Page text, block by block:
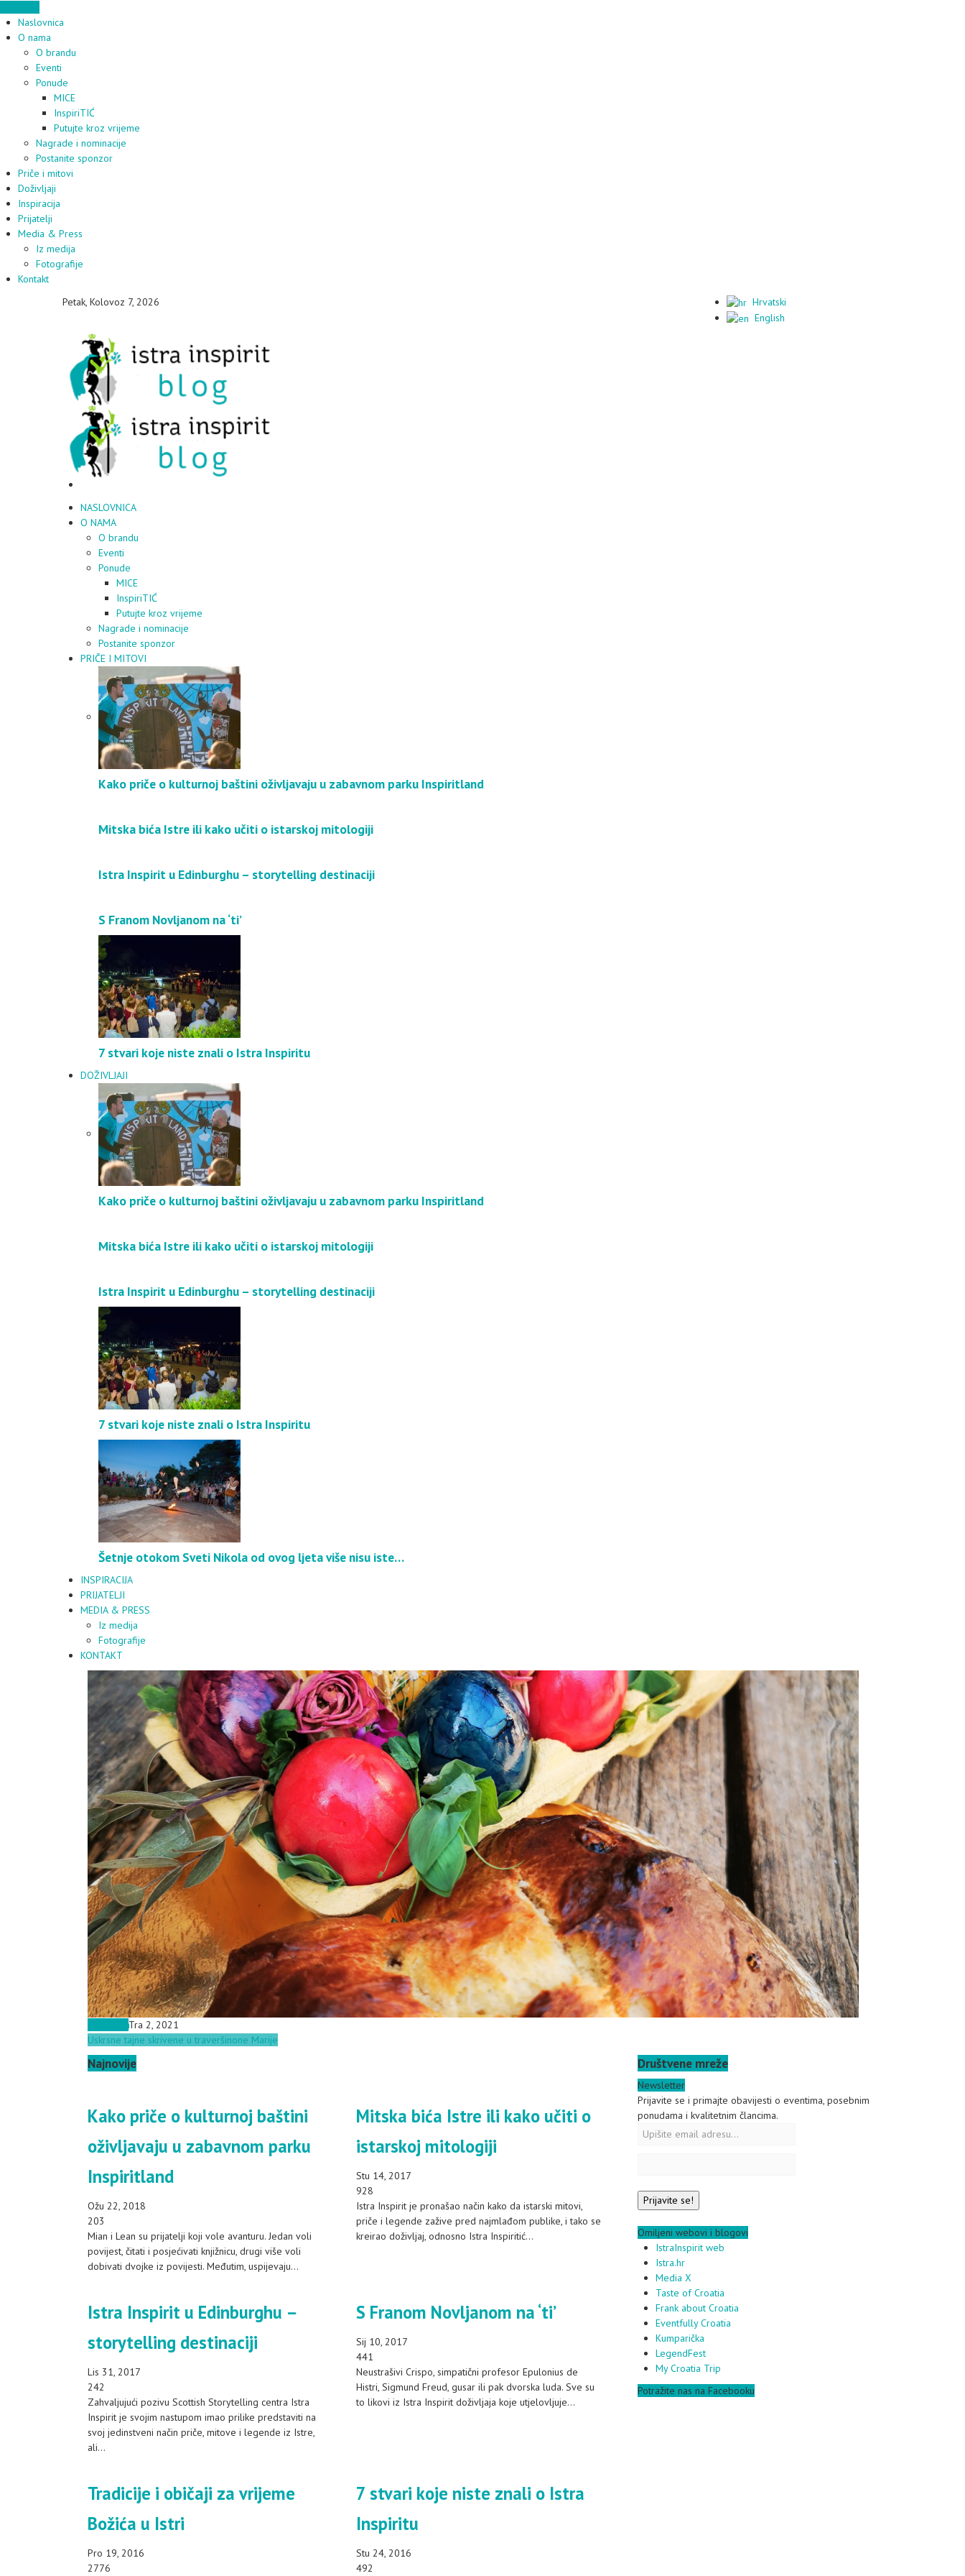
Naslovnica
O nama
O brandu
Eventi
Ponude
MICE
InspiriTIĆ
Putujte kroz vrijeme
Nagrade i nominacije
Postanite sponzor
Priče i mitovi
Doživljaji
Inspiracija
Prijatelji
Media & Press
Iz medija
Fotografije
Kontakt
Petak, Kolovoz 7, 2026
Hrvatski
English
NASLOVNICA
O NAMA
O brandu
Eventi
Ponude
MICE
InspiriTIĆ
Putujte kroz vrijeme
Nagrade i nominacije
Postanite sponzor
PRIČE I MITOVI
Kako priče o kulturnoj baštini oživljavaju u zabavnom parku Inspiritland
Mitska bića Istre ili kako učiti o istarskoj mitologiji
Istra Inspirit u Edinburghu – storytelling destinaciji
S Franom Novljanom na ‘ti’
7 stvari koje niste znali o Istra Inspiritu
DOŽIVLJAJI
Kako priče o kulturnoj baštini oživljavaju u zabavnom parku Inspiritland
Mitska bića Istre ili kako učiti o istarskoj mitologiji
Istra Inspirit u Edinburghu – storytelling destinaciji
7 stvari koje niste znali o Istra Inspiritu
Šetnje otokom Sveti Nikola od ovog ljeta više nisu iste…
INSPIRACIJA
PRIJATELJI
MEDIA & PRESS
Iz medija
Fotografije
KONTAKT
Tra 2, 2021
Uskrsne tajne skrivene u traveršinone Marije
Najnovije
Kako priče o kulturnoj baštini
oživljavaju u zabavnom parku
Inspiritland
Ožu 22, 2018
203
Mian i Lean su prijatelji koji vole avanturu. Jedan voli
povijest, čitati i posjećivati knjižnicu, drugi više voli
dobivati dvojke iz povijesti. Međutim, uspijevaju...
Mitska bića Istre ili kako učiti o
istarskoj mitologiji
Stu 14, 2017
928
Istra Inspirit je pronašao način kako da istarski mitovi,
priče i legende zažive pred najmlađom publike, i tako se
kreirao doživljaj, odnosno Istra Inspiritić...
Istra Inspirit u Edinburghu –
storytelling destinaciji
Lis 31, 2017
242
Zahvaljujući pozivu Scottish Storytelling centra Istra
Inspirit je svojim nastupom imao prilike predstaviti na
svoj jedinstveni način priče, mitove i legende iz Istre,
ali...
S Franom Novljanom na ‘ti’
Sij 10, 2017
441
Neustrašivi Crispo, simpatični profesor Epulonius de
Histri, Sigmund Freud, gusar ili pak dvorska luda. Sve su
to likovi iz Istra Inspirit doživljaja koje utjelovljuje...
Tradicije i običaji za vrijeme
Božića u Istri
Pro 19, 2016
2776
7 stvari koje niste znali o Istra
Inspiritu
Stu 24, 2016
492
Društvene mreže
Newsletter
Prijavite se i primajte obavijesti o eventima, posebnim
ponudama i kvalitetnim člancima.
Omiljeni webovi i blogovi
IstraInspirit web
Istra.hr
Media X
Taste of Croatia
Frank about Croatia
Eventfully Croatia
Kumparička
LegendFest
My Croatia Trip
Potražite nas na Facebooku